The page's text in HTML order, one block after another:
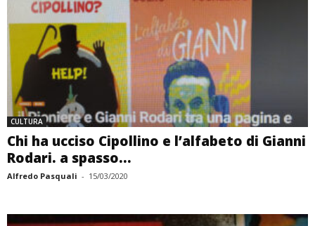
CULTURA
Chi ha ucciso Cipollino e l’alfabeto di Gianni
Rodari. a spasso...
Alfredo Pasquali - 15/03/2020